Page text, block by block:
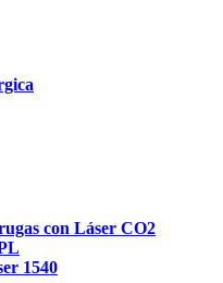
con Láser CO2
1540